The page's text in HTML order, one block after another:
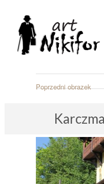
Poprzedni obrazek